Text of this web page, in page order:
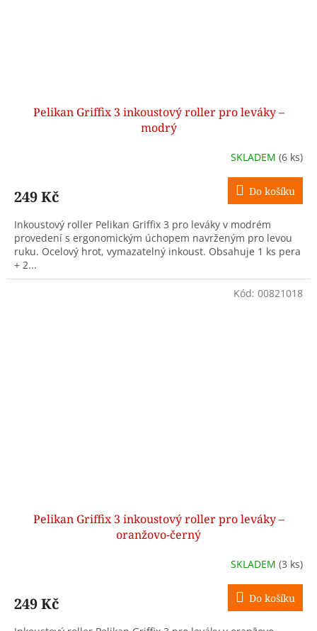
Pelikan Griffix 3 inkoustový roller pro leváky –
modrý
SKLADEM (6 ks)
249 Kč Do košíku
Inkoustový roller Pelikan Griffix 3 pro leváky v modrém
provedení s ergonomickým úchopem navrženým pro levou
ruku. Ocelový hrot, vymazatelný inkoust. Obsahuje 1 ks pera
+ 2...
Pelikan Griffix 3 inkoustový roller pro leváky –
oranžovo-černý
SKLADEM (3 ks)
249 Kč Do košíku
Kód: 00821018